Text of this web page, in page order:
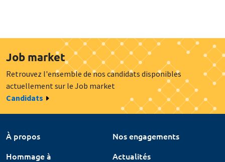
Job market
Retrouvez l'ensemble de nos candidats disponibles
actuellement sur le Job market
Candidats
À propos
Nos engagements
Hommage à
Actualités